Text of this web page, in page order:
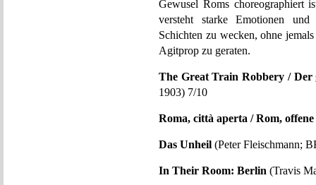
Gewusel Roms choreographiert
versteht starke Emotionen
Schichten zu wecken, ohne
Agitprop zu geraten.
The Great Train Robbery / Der
1903) 7/10
Roma, città aperta / Rom,
Das Unheil (Peter Fleischmann;
In Their Room: Berlin (Travis